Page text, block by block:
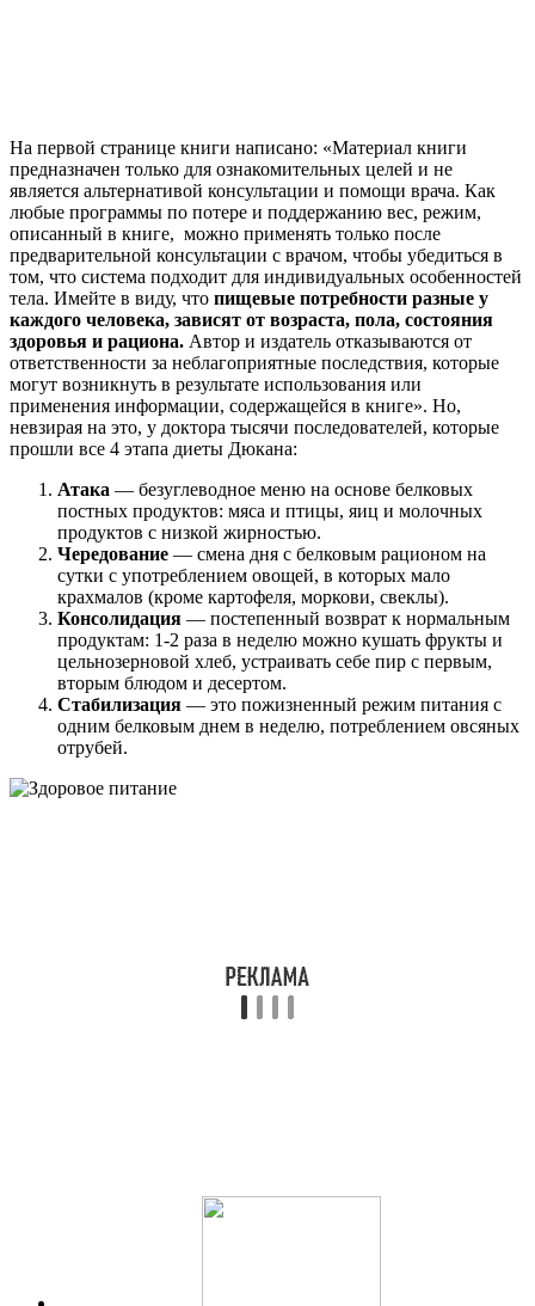
На первой странице книги написано: «Материал книги
предназначен только для ознакомительных целей и не
является альтернативой консультации и помощи врача. Как
любые программы по потере и поддержанию вес, режим,
описанный в книге, можно применять только после
предварительной консультации с врачом, чтобы убедиться в
том, что система подходит для индивидуальных особенностей
тела. Имейте в виду, что пищевые потребности разные у
каждого человека, зависят от возраста, пола, состояния
здоровья и рациона. Автор и издатель отказываются от
ответственности за неблагоприятные последствия, которые
могут возникнуть в результате использования или
применения информации, содержащейся в книге». Но,
невзирая на это, у доктора тысячи последователей, которые
прошли все 4 этапа диеты Дюкана:
Атака — безуглеводное меню на основе белковых
постных продуктов: мяса и птицы, яиц и молочных
продуктов с низкой жирностью.
Чередование — смена дня с белковым рационом на
сутки с употреблением овощей, в которых мало
крахмалов (кроме картофеля, моркови, свеклы).
Консолидация — постепенный возврат к нормальным
продуктам: 1-2 раза в неделю можно кушать фрукты и
цельнозерновой хлеб, устраивать себе пир с первым,
вторым блюдом и десертом.
Стабилизация — это пожизненный режим питания с
одним белковым днем в неделю, потреблением овсяных
отрубей.